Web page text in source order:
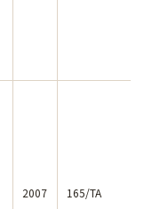
2007 165/TA